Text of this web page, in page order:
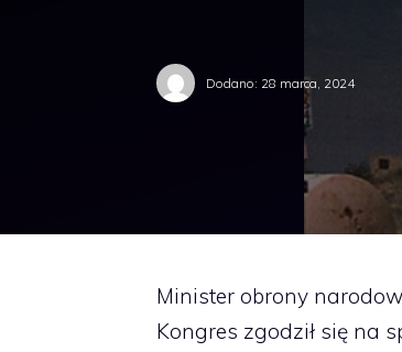
Dodano: 28 marca, 2024
Minister obrony
Kongres zgodził się na